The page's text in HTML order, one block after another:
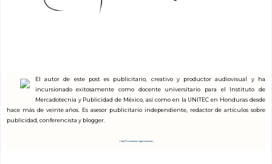
El autor de este post es publicitario, creativo y productor audiovisual y ha
incursionado exitosamente como docente universitario para el Instituto de
Mercadotecnia y Publicidad de México, así como en la UNITEC en Honduras desde
hace más de veinte años. Es asesor publicitario independiente, redactor de artículos sobre
publicidad, conferencista y blogger.